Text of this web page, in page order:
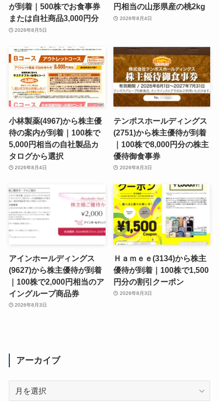
が到着｜500株でお食事券
または自社商品3,000円分
2026年8月5日
円相当の山形県産の桃2kg
2026年8月4日
小林製薬(4967)から株主優
待の案内が到着｜100株で
5,000円相当の自社製品カ
タログから選択
2026年8月4日
テンポスホールディングス
(2751)から株主優待が到着
｜100株で8,000円分の株主
優待御食事券
2026年8月3日
アインホールディングス
(9627)から株主優待が到着
｜100株で2,000円相当のア
イングループ商品券
2026年8月3日
Ｈａｍｅｅ(3134)から株主
優待が到着｜100株で1,500
円分の割引クーポン
2026年8月3日
アーカイブ